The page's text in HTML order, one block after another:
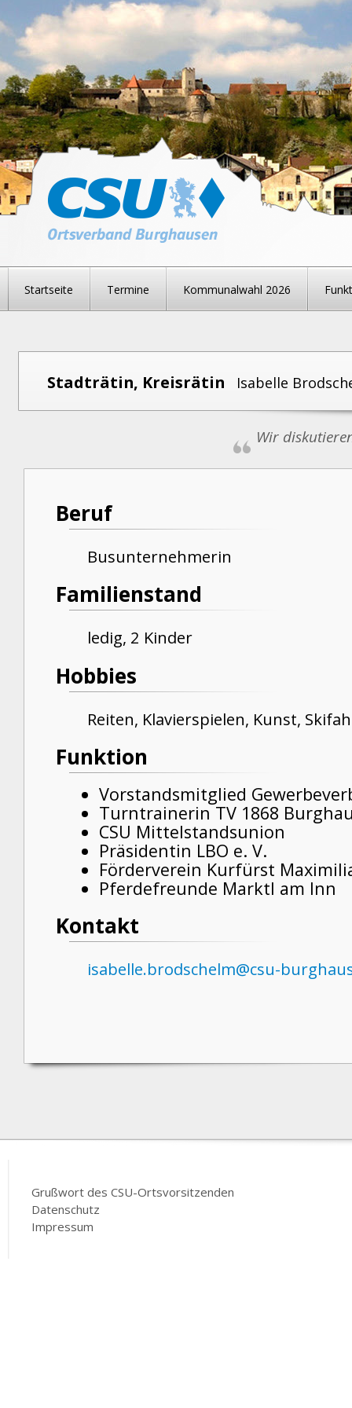
Startseite Termine Kommunalwahl 2026
Stadträtin, Kreisrätin Isabelle
Wir
Beruf
Busunternehmerin
Familienstand
ledig, 2 Kinder
Hobbies
Reiten, Klavierspielen, Kunst,
Funktion
Vorstandsmitglied
Turntrainerin TV 1868
CSU Mittelstandsunion
Präsidentin LBO e. V.
Förderverein Kurfürst
Pferdefreunde Marktl am Inn
Kontakt
isabelle.brodschelm@csu-
Grußwort des CSU-Ortsvorsitzenden
Datenschutz
Impressum